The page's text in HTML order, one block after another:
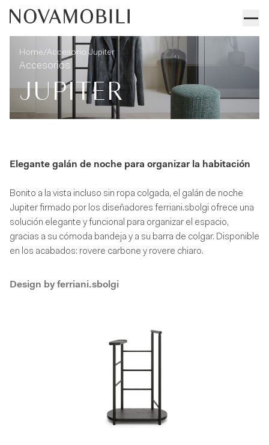
Accesorio Jupiter
Home/Accesorio Jupiter
Accesorios
JUPITER
Elegante galán de noche para organizar la habitación
Bonito a la vista incluso sin ropa colgada, el galán de noche
Jupiter firmado por los diseñadores ferriani.sbolgi ofrece una
solución elegante y funcional para organizar el espacio,
gracias a su cómoda bandeja y a su barra de colgar. Disponible
en los acabados: rovere carbone y rovere chiaro.
Design by ferriani.sbolgi